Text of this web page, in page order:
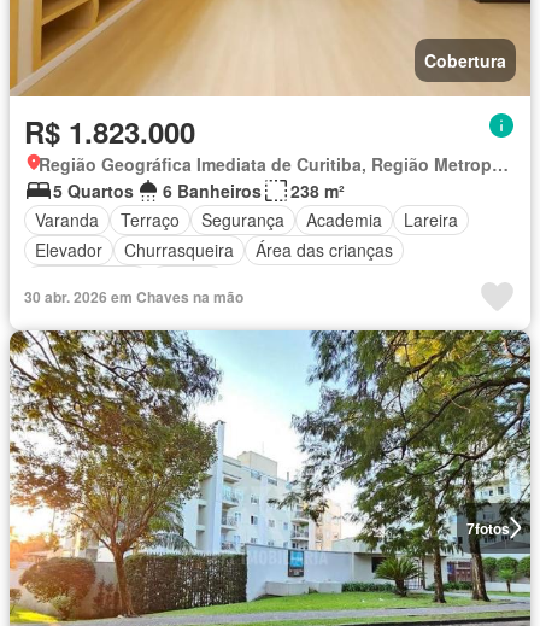
Cobertura
R$ 1.823.000
Região Geográfica Imediata de Curitiba, Região Metropolitana de Curitiba
5 Quartos
6 Banheiros
238 m²
Varanda
Terraço Segurança Academia
Lareira
Elevador
Churrasqueira
Área das crianças
30 abr. 2026 em Chaves na mão
7fotos